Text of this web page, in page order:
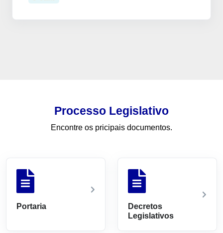
Processo Legislativo
Encontre os pricipais documentos.
Portaria
Decretos
Legislativos